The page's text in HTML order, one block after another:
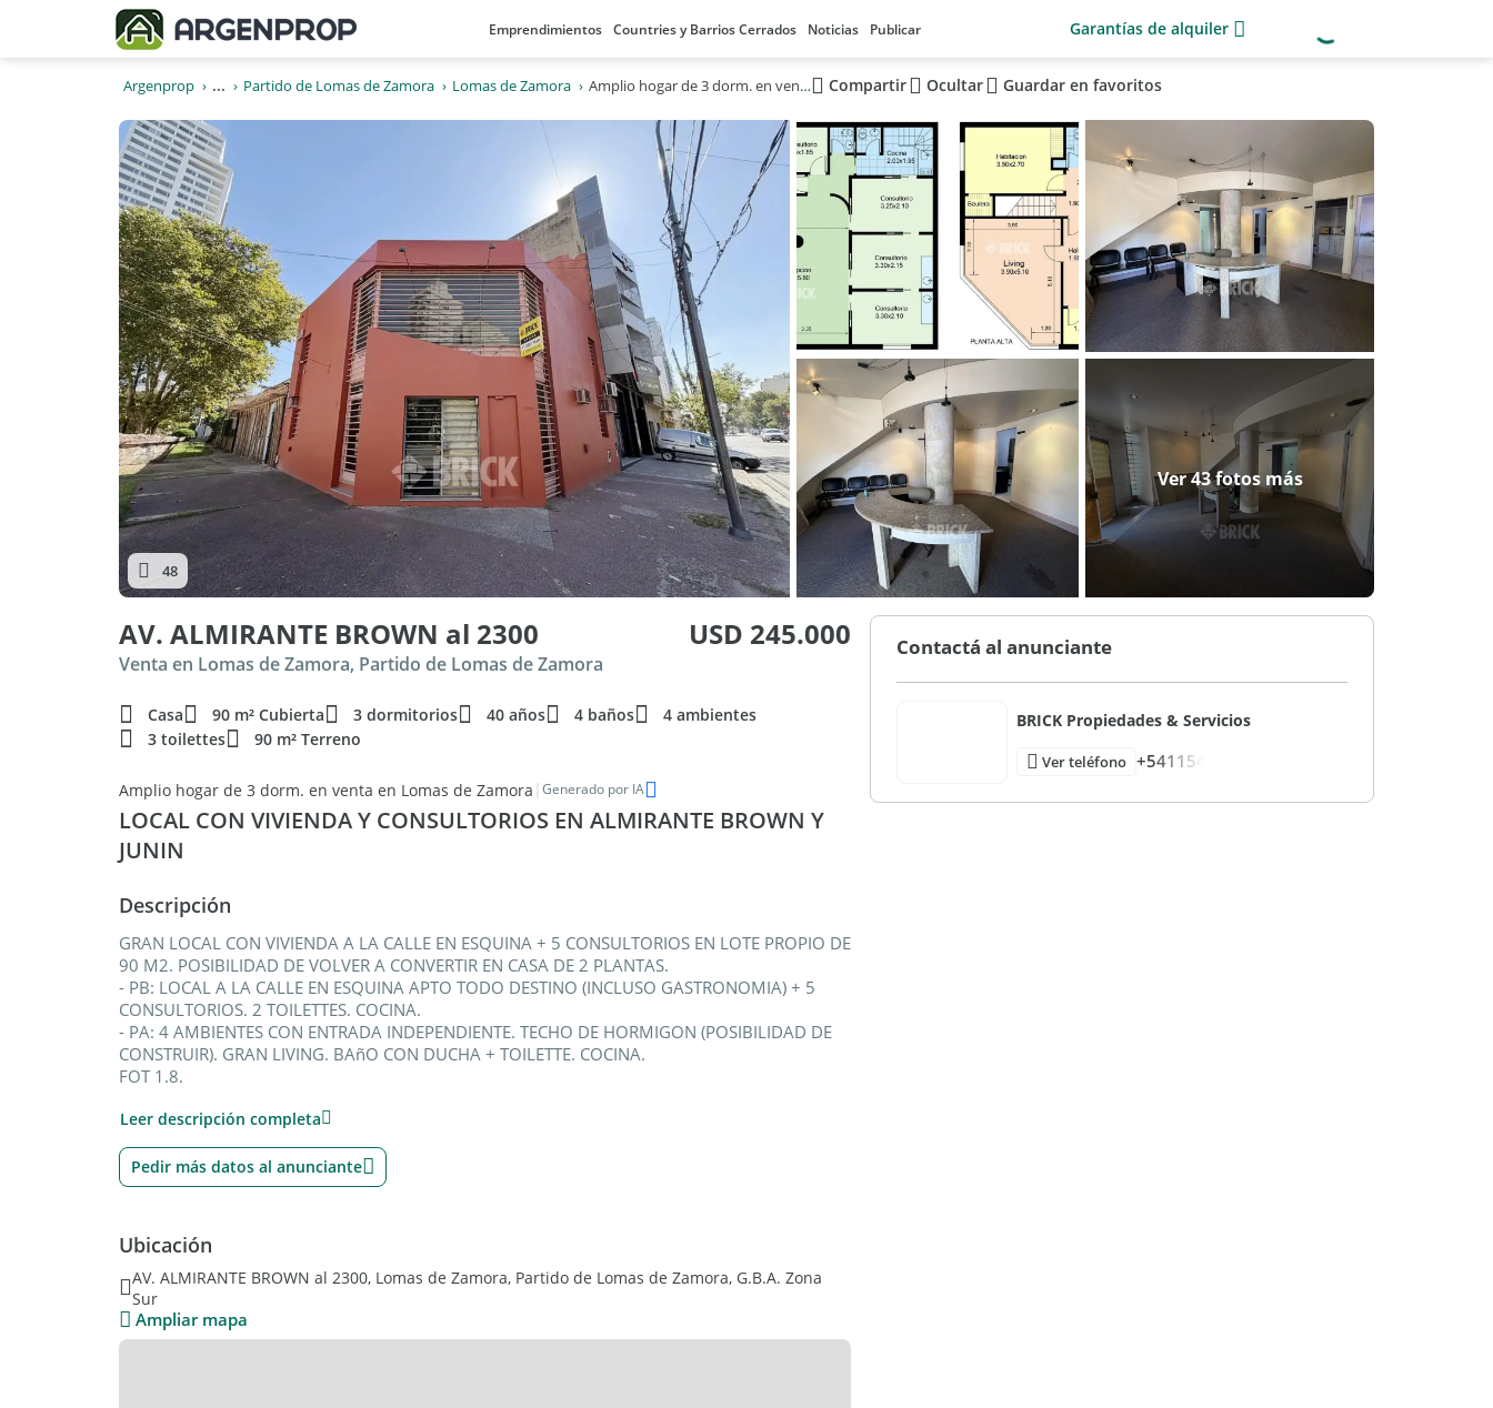
Emprendimientos Countries y Barrios Cerrados Noticias Publicar Garantías de alquiler
Argenprop ... Partido de Lomas de Zamora Lomas de Zamora Amplio hogar de 3 dorm. en venta en Lomas de Zamora Compartir Ocultar Guardar en favoritos
Ver 43 fotos más
48
AV. ALMIRANTE BROWN al 2300 USD 245.000
Venta en Lomas de Zamora, Partido de Lomas de Zamora
Casa 90 m² Cubierta 3 dormitorios 40 años 4 baños
4 ambientes
3 toilettes
90 m² Terreno
Amplio hogar de 3 dorm. en venta en Lomas de Zamora | Generado por IA
LOCAL CON VIVIENDA Y CONSULTORIOS EN ALMIRANTE BROWN Y
JUNIN
Descripción
GRAN LOCAL CON VIVIENDA A LA CALLE EN ESQUINA + 5 CONSULTORIOS EN LOTE PROPIO DE
90 M2. POSIBILIDAD DE VOLVER A CONVERTIR EN CASA DE 2 PLANTAS.
- PB: LOCAL A LA CALLE EN ESQUINA APTO TODO DESTINO (INCLUSO GASTRONOMIA) + 5
CONSULTORIOS. 2 TOILETTES. COCINA.
- PA: 4 AMBIENTES CON ENTRADA INDEPENDIENTE. TECHO DE HORMIGON (POSIBILIDAD DE
CONSTRUIR). GRAN LIVING. BAñO CON DUCHA + TOILETTE. COCINA.
FOT 1.8.
ENTRE JUNIN Y DR. FINOCHIETTO
(A 3 CUADRAS DE LA ESTACION DE LOMAS DEL FFCC - A 4 DE AV. HIPOLITO YRIGOYEN AL
9.200)
LOMAS DE ZAMORA
APTO DISCAPACITADOS: No.
NO SE INCLUYEN EN EL PRECIO DE ESTA VENTA: Mobiliarios no empotrados, aires
acondicionados, estufas ni artefactos de iluminación.
*FichaBrick=1038927*
Leer descripción completa
Pedir más datos al anunciante
Ubicación
AV. ALMIRANTE BROWN al 2300, Lomas de Zamora, Partido de Lomas de Zamora, G.B.A. Zona
Sur
Ampliar mapa
Contactá al anunciante
BRICK Propiedades & Servicios
Ver teléfono +541154